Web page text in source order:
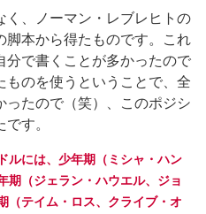
、ノーマン・レブレヒトの
脚本から得たものです。これ
分で書くことが多かったので
のを使うということで、全
ったので（笑）、このポジシ
す。
ルには、少年期（ミシャ・ハン
期（ジェラン・ハウエル、ジョ
（テイム・ロス、クライブ・オ